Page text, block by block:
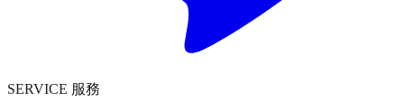
SERVICE 服務